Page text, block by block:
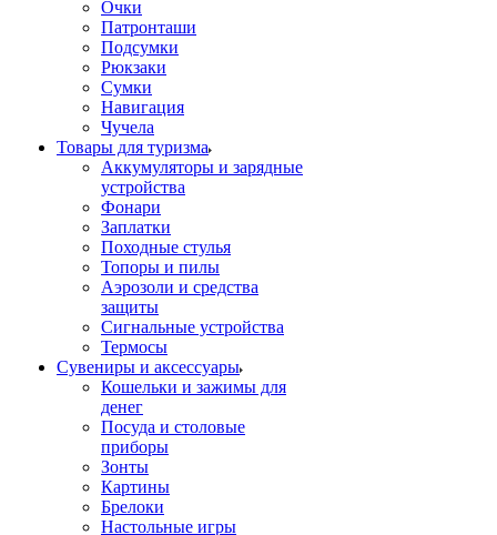
Очки
Патронташи
Подсумки
Рюкзаки
Сумки
Навигация
Чучела
Товары для туризма
Аккумуляторы и зарядные
устройства
Фонари
Заплатки
Походные стулья
Топоры и пилы
Аэрозоли и средства
защиты
Сигнальные устройства
Термосы
Сувениры и аксессуары
Кошельки и зажимы для
денег
Посуда и столовые
приборы
Зонты
Картины
Брелоки
Настольные игры